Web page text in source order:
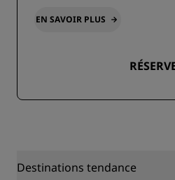
EN SAVOIR PLUS
Destinations tendance